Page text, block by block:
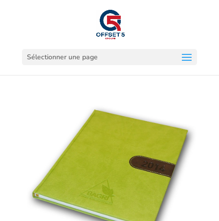
Sélectionner une page